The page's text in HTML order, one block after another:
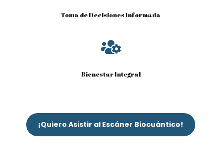
Toma de Decisiones Informada

Bienestar Integral
¡Quiero Asistir al Escáner Biocuántico!